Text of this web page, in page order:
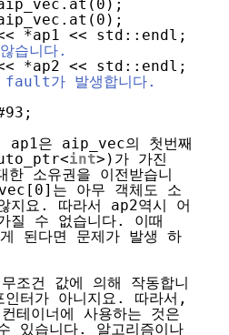
*ap1 << std::endl;
습니다.
*ap2 << std::endl;
가 발생합니다.
ap1은 aip_vec의 첫번째
int>)가 가진
한 소유권을 이전받습니
는 아무 객체도 소
지요. 따라서 ap2역시 어
질 수 없습니다. 이때
된다면 문제가 발생 하
조건 값에 의해 작동합니
터가 아니지요. 따라서,
이너에 사용하는 것은
있습니다. 알고리즘이나